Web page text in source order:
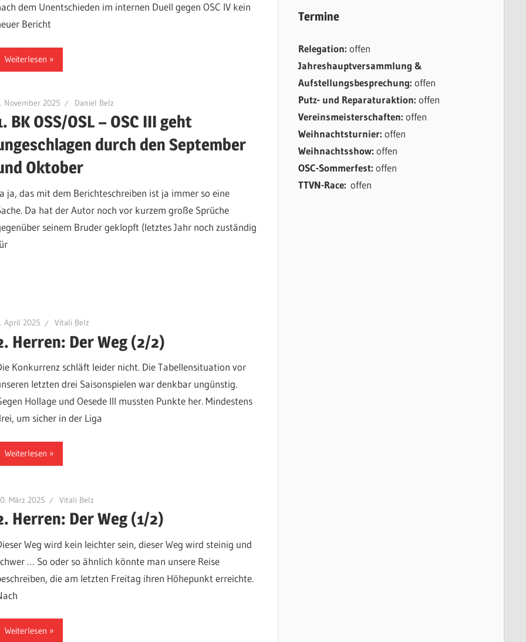
dem Unentschieden im internen Duell gegen OSC IV kein
Bericht
Weiterlesen
November 2025 Daniel Belz
BK OSS/OSL – OSC III geht
durch den September
Oktober
ja, das mit dem Berichteschreiben ist ja immer so eine
Da hat der Autor noch vor kurzem große Sprüche
seinem Bruder geklopft (letztes Jahr noch zuständig
April 2025 Vitali Belz
Herren: Der Weg (2/2)
Konkurrenz schläft leider nicht. Die Tabellensituation vor
letzten drei Saisonspielen war denkbar ungünstig.
Hollage und Oesede III mussten Punkte her. Mindestens
um sicher in der Liga
Weiterlesen
März 2025 Vitali Belz
Herren: Der Weg (1/2)
Weg wird kein leichter sein, dieser Weg wird steinig und
… So oder so ähnlich könnte man unsere Reise
die am letzten Freitag ihren Höhepunkt erreichte.
Weiterlesen
Termine
Relegation: offen
Jahreshauptversammlung &
Aufstellungsbesprechung: offen
Putz- und Reparaturaktion: offen
Vereinsmeisterschaften: offen
Weihnachtsturnier: offen
Weihnachtsshow: offen
OSC-Sommerfest: offen
TTVN-Race: offen